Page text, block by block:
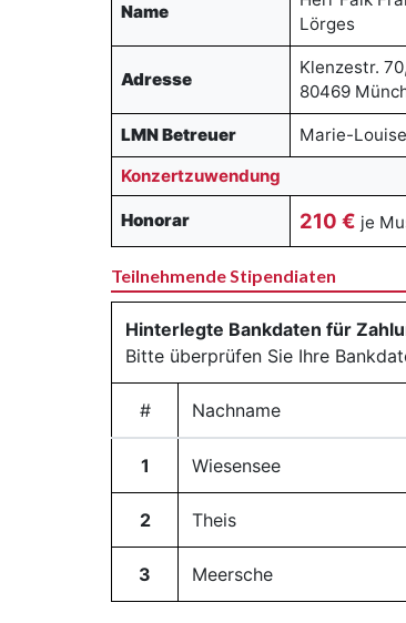
Name
Lörges
Adresse
Klenzestr. 70,
80469
LMN Betreuer
Marie-
Konzertzuwendung
Honorar 210 € je
Teilnehmende Stipendiaten
Hinterlegte Bankdaten für
Bitte überprüfen Sie Ihre
# Nachname
1 Wiesensee
2 Theis
3 Meersche